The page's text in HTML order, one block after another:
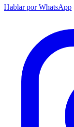
Hablar por WhatsApp